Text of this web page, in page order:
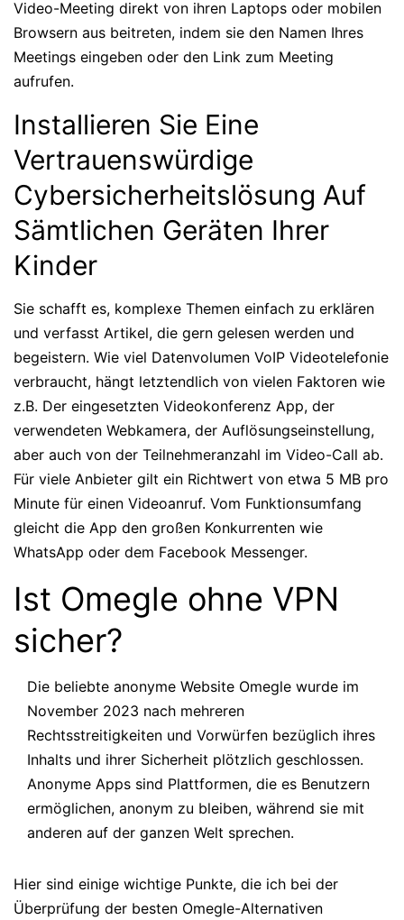
Video-Meeting direkt von ihren Laptops oder mobilen
Browsern aus beitreten, indem sie den Namen Ihres
Meetings eingeben oder den Link zum Meeting
aufrufen.
Installieren Sie Eine
Vertrauenswürdige
Cybersicherheitslösung Auf
Sämtlichen Geräten Ihrer
Kinder
Sie schafft es, komplexe Themen einfach zu erklären
und verfasst Artikel, die gern gelesen werden und
begeistern. Wie viel Datenvolumen VoIP Videotelefonie
verbraucht, hängt letztendlich von vielen Faktoren wie
z.B. Der eingesetzten Videokonferenz App, der
verwendeten Webkamera, der Auflösungseinstellung,
aber auch von der Teilnehmeranzahl im Video-Call ab.
Für viele Anbieter gilt ein Richtwert von etwa 5 MB pro
Minute für einen Videoanruf. Vom Funktionsumfang
gleicht die App den großen Konkurrenten wie
WhatsApp oder dem Facebook Messenger.
Ist Omegle ohne VPN
sicher?
Die beliebte anonyme Website Omegle wurde im
November 2023 nach mehreren
Rechtsstreitigkeiten und Vorwürfen bezüglich ihres
Inhalts und ihrer Sicherheit plötzlich geschlossen.
Anonyme Apps sind Plattformen, die es Benutzern
ermöglichen, anonym zu bleiben, während sie mit
anderen auf der ganzen Welt sprechen.
Hier sind einige wichtige Punkte, die ich bei der
Überprüfung der besten Omegle-Alternativen